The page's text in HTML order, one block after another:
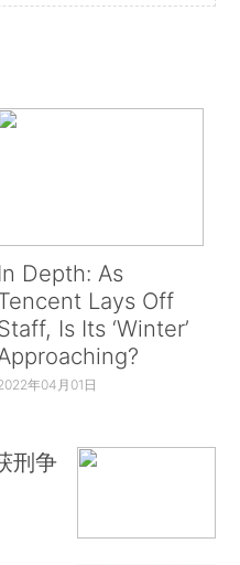
In Depth: As
Lays Off
Is Its ‘Winter’
年04月01日
刑争